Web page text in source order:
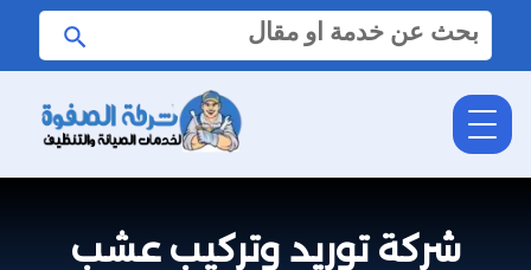
البحث
عن:
شركة توريد وتركيب عشب